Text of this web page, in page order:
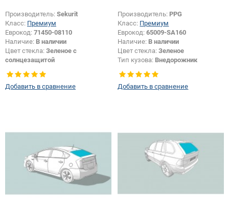
Производитель: Sekurit
Класс: Премиум
Еврокод: 71450-08110
Наличие: В наличии
Цвет стекла: Зеленое с
солнцезащитой
Тип стекла:Заднее стекло
Появление или изменение
Добавить в сравнение
Производитель: PPG
Класс: Премиум
Еврокод:65009-SA160
Наличие: В наличии
Цвет стекла:Зеленое
Тип кузова: Внедорожник
Добавить в сравнение